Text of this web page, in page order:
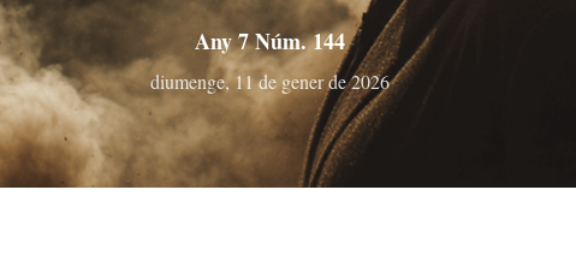
Any 7 Núm. 144
diumenge, 11 de gener de 2026